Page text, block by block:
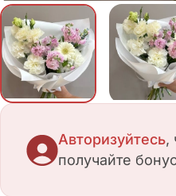
Авторизуйтесь,
получайте